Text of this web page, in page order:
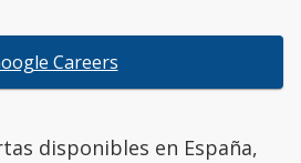
Careers
disponibles en España,